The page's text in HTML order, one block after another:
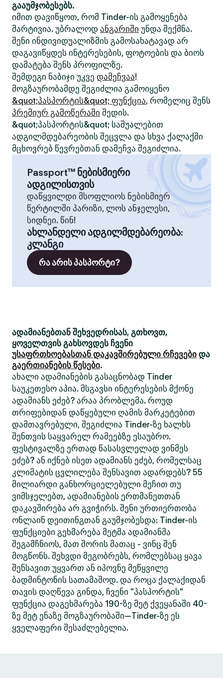
გააუმჯობესებს.
იმით დავიწყოთ, რომ Tinder-ის გამოყენება
მარტივია. უბრალოდ ანგარიში უნდა შექმნა.
შენი ინდივიდუალიზმის გამოსახატავად არ
დაგავიწყდეს ინტერესების, ფოტოების და ბიოს
დამატება შენს პროფილზე.
შემდეგი ნაბიჯი უკვე დამეჩვაა!
მოგზაურობამდე შეგიძლია გამოიყენო
&quot;პასპორტის&quot; ფუნქცია, რომელიც შენს
პრემიურ გამოწერაში შედის.
&quot;პასპორტის&quot; საშუალებით
ადგილმდებარეობის შეცვლა და სხვა ქალაქში
მცხოვრებ წევრებთან დამეჩვა შეგიძლია.
Passport™ ნებისმიერი
ადგილისთვის
დაწყვილდი მსოფლიოს ნებისმიერ
წერტილში პარიზი, ლოს ანჯელესი,
სიდნეი. წინ!
ახლანდელი ადგილმდებარეობა:
კლანგი
რა არის პასპორტი?
ადამიანებთან შეხვედრისას, გთხოვთ,
ყოველთვის გახსოვდეს ჩვენი
უსაფრთხოებასთან დაკავშირებული რჩევები და
გაერთიანების წესები.
ახალი ადამიანების გასაცნობად Tinder
საუკეთესო აპია. მსგავსი ინტერესების მქონე
ადამიანს ეძებ? არაა პრობლემა. როუდ
თრიფებიდან დაწყებული ღამის მარკეტებით
დამთავრებული, შეგიძლია Tinder-ზე ხალხს
შენთვის საყვარელ რამეებზე ესაუბრო.
ფესტივალზე ერთად წასასვლელად ვინმეს
ეძებ? ან იქნებ ისეთ ადამიანს ეძებ, რომელსაც
კლიმატის ცვლილება შენსავით ადარდებს? 55
მილიარდი განხორციელებული მეჩით თუ
ვიმსჯელებთ, ადამიანების ერთმანეთთან
დაკავშირება არ გვიჭირს. შენი ურთიერთობა
ონლაინ დეითინგთან გაუმჯობესდა: Tinder-ის
ფუნქციები გეხმარება მეტმა ადამიანმა
შეგამჩნიოს, მათ შორის მათაც - ვინც შენ
მოგწონს. შეხვდი მეგობრებს, რომლებსაც ყავა
შენსავით უყვართ ან იპოვნე მეწყვილე
ბადმინტონის სათამაშოდ. და როცა ქალაქიდან
თავის დაღწევა გინდა, ჩვენი "პასპორტის"
ფუნქცია დაგეხმარება 190-ზე მეტ ქვეყანაში 40-
ზე მეტ ენაზე მოგზაურობაში—Tinder-ზე ეს
ყველაფერი შესაძლებელია.